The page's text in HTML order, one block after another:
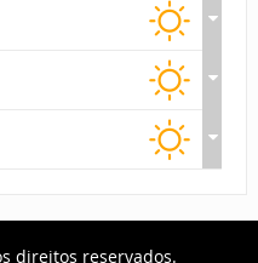
direitos reservados.